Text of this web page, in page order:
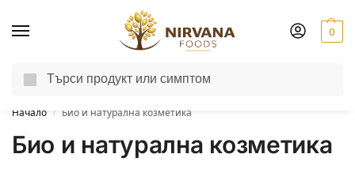
0
Доставка до другия ден за поръчки пон-пет до 13:00 ч.
Начало / Био и натурална козметика
Био и натурална козметика